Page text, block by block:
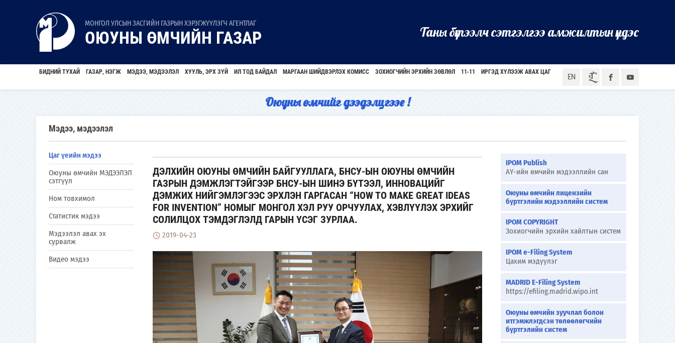
МОНГОЛ УЛСЫН ЗАСГИЙН ГАЗРЫН ХЭРЭГЖҮҮЛЭГЧ АГЕНТЛАГ
ОЮУНЫ ӨМЧИЙН ГАЗАР Таны бүтээлч сэтгэлгээ амжилтын үндэс
EN ᠮᠣᠨ
БИДНИЙ ТУХАЙ ГАЗАР, НЭГЖ МЭДЭЭ, МЭДЭЭЛЭЛ ХУУЛЬ, ЭРХ ЗҮЙ ИЛ ТОД БАЙДАЛ МАРГААН ШИЙДВЭРЛЭХ КОМИСС ЗОХИОГЧИЙН ЭРХИЙН ЗӨВЛӨЛ 11-11 ИРГЭД ХҮЛЭЭЖ АВАХ ЦАГ
Оюуны өмчийг дээдэлцгээе !
Мэдээ, мэдээлэл
Цаг үеийн мэдээ
Оюуны өмчийн МЭДЭЭЛЭЛ
сэтгүүл
Ном товхимол
Статистик мэдээ
Мэдээлэл авах эх
сурвалж
Видео мэдээ
ДЭЛХИЙН ОЮУНЫ ӨМЧИЙН БАЙГУУЛЛАГА, БНСУ-ЫН ОЮУНЫ ӨМЧИЙН
ГАЗРЫН ДЭМЖЛЭГТЭЙГЭЭР БНСУ-ЫН ШИНЭ БҮТЭЭЛ, ИННОВАЦИЙГ
ДЭМЖИХ НИЙГЭМЛЭГЭЭС ЭРХЛЭН ГАРГАСАН “HOW TO MAKE GREAT IDEAS
FOR INVENTION” НОМЫГ МОНГОЛ ХЭЛ РУУ ОРЧУУЛАХ, ХЭВЛҮҮЛЭХ ЭРХИЙГ
СОЛИЛЦОХ ТЭМДЭГЛЭЛД ГАРЫН ҮСЭГ ЗУРЛАА.
2019-04-23
IPOM Publish
АҮ-ийн өмчийн мэдээллийн сан
Оюуны өмчийн лицензийн
бүртгэлийн мэдээллийн систем
IPOM COPYRIGHT
Зохиогчийн эрхийн хайлтын систем
IPOM e-Filing System
Цахим мэдүүлэг
MADRID E-Filing System
https://efiling.madrid.wipo.int
Оюуны өмчийн зуучлал болон
итгэмжлэгдсэн төлөөлөгчийн
бүртгэлийн систем